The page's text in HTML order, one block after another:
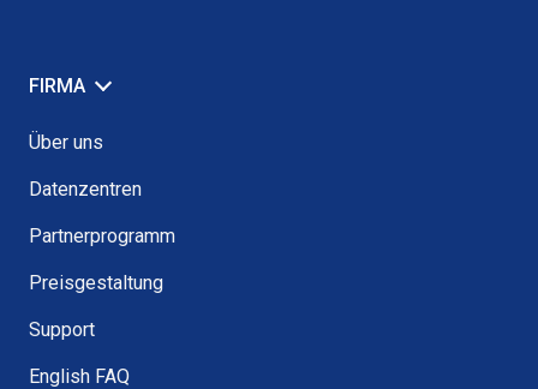
FIRMA
Über uns
Datenzentren
Partnerprogramm
Preisgestaltung
Support
English FAQ